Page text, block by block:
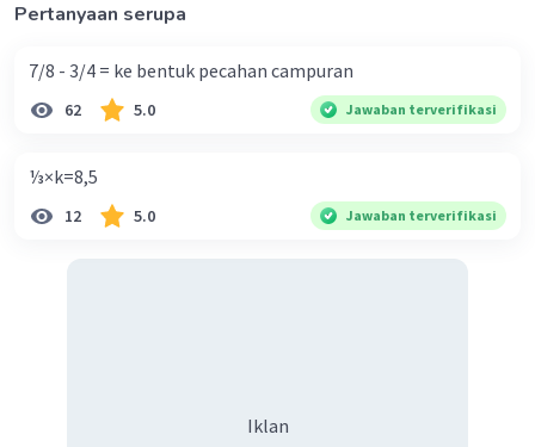
Pertanyaan serupa
7/8 - 3/4 = ke bentuk pecahan campuran
62 5.0 Jawaban terverifikasi
⅓×k=8,5
12 5.0 Jawaban terverifikasi
Iklan